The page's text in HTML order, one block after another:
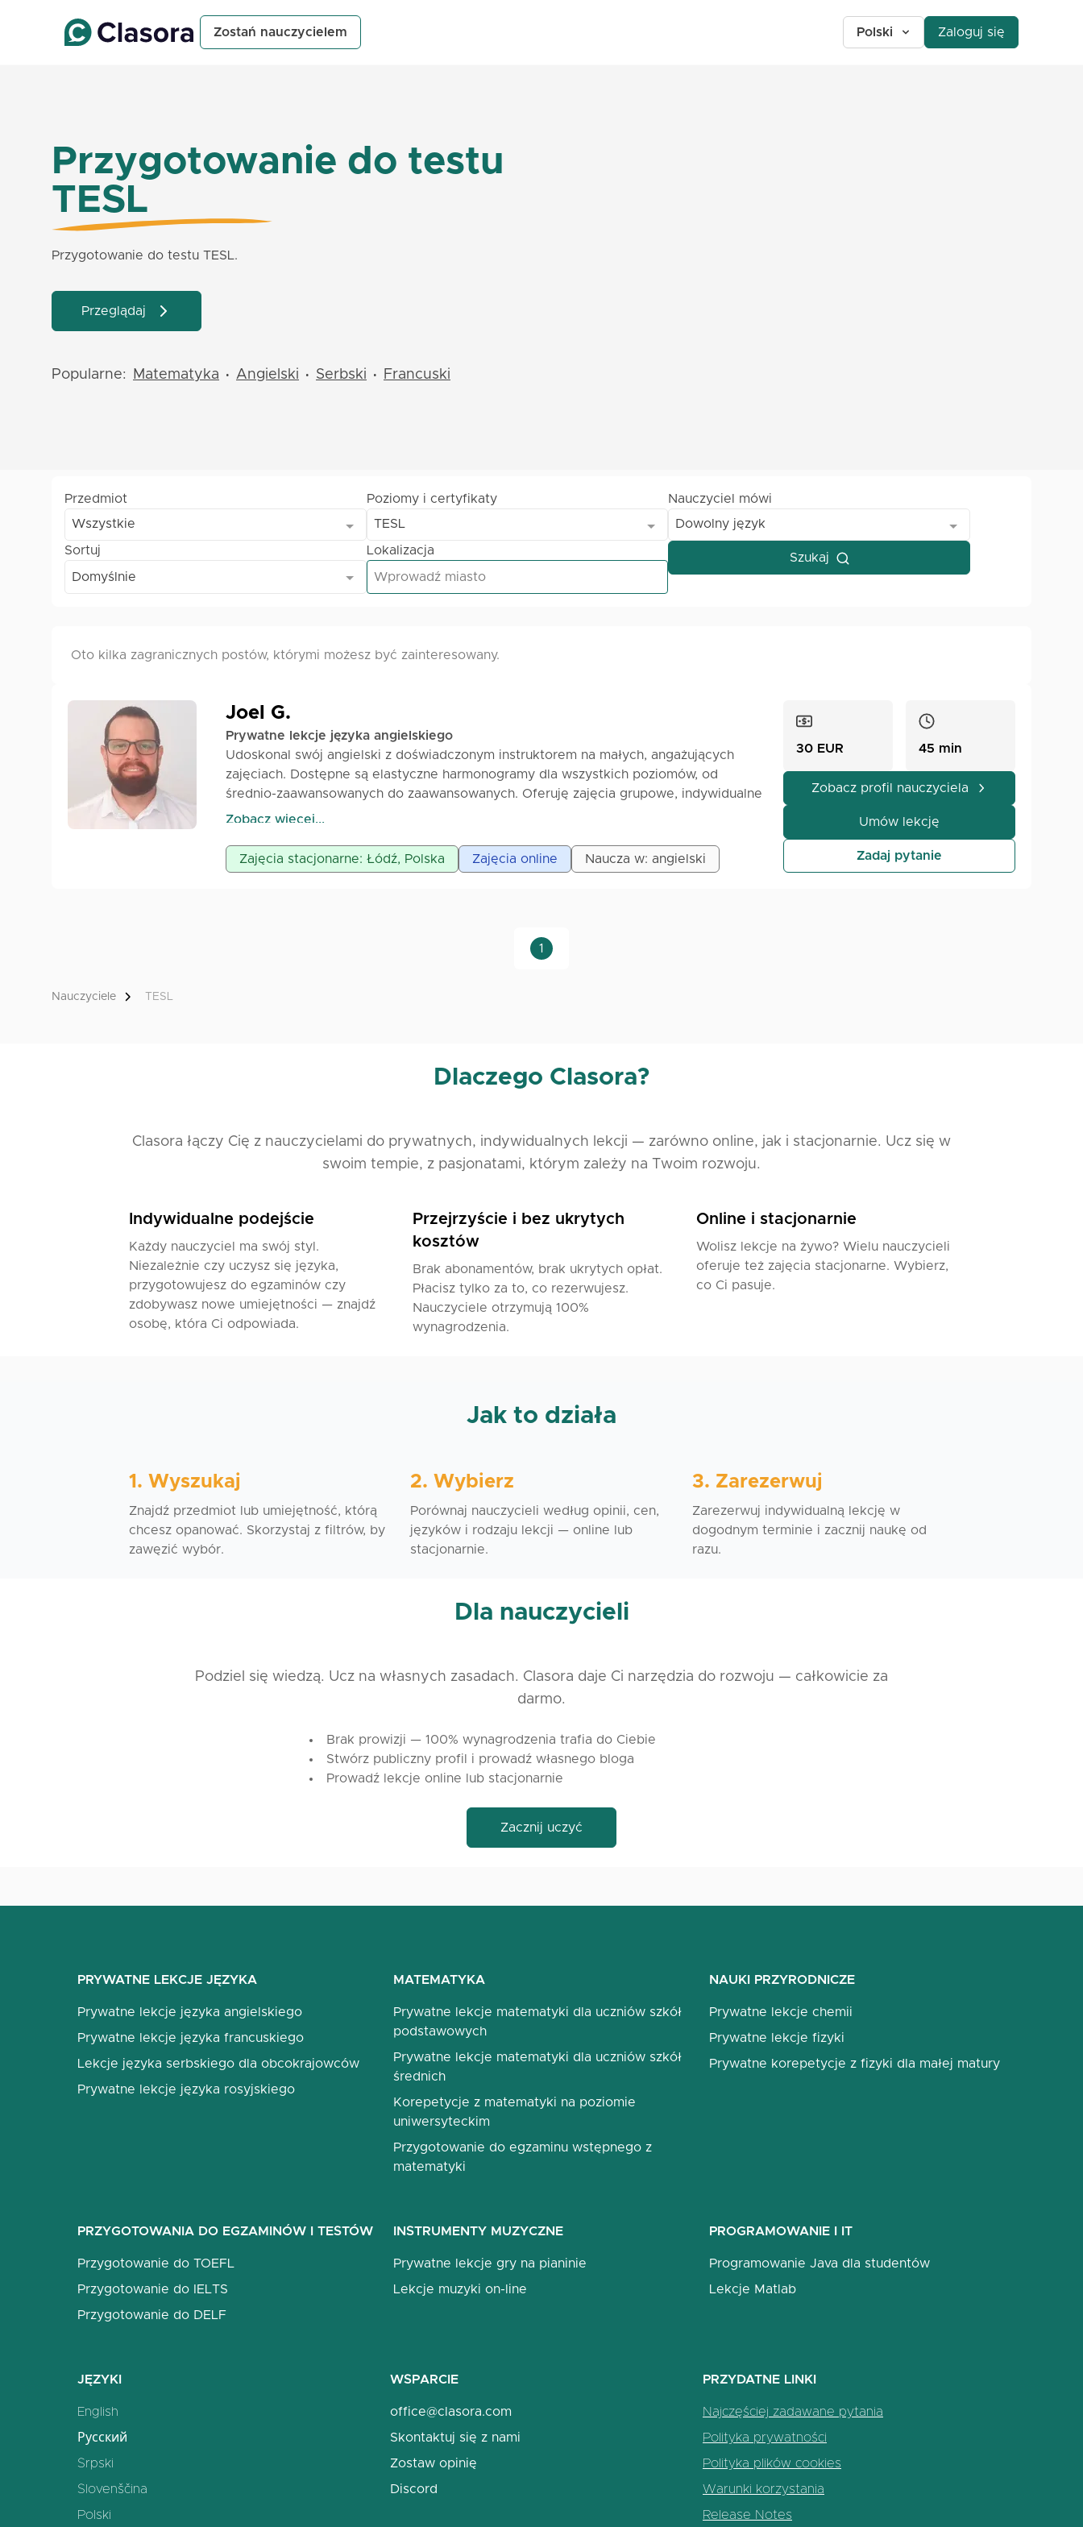
Zostań nauczycielem Polski Zaloguj się
Przygotowanie do testu
TESL
Przygotowanie do testu TESL.
Przeglądaj
Popularne: Matematyka • Angielski • Serbski • Francuski
Przedmiot
Wszystkie
Poziomy i certyfikaty
TESL
Nauczyciel mówi
Dowolny język
Sortuj
Domyślnie
Lokalizacja
Szukaj
Oto kilka zagranicznych postów, którymi możesz być zainteresowany.
Joel G.
Prywatne lekcje języka angielskiego
Udoskonal swój angielski z doświadczonym instruktorem na małych, angażujących
zajęciach. Dostępne są elastyczne harmonogramy dla wszystkich poziomów, od
średnio-zaawansowanych do zaawansowanych. Oferuję zajęcia grupowe, indywidualne
korepetycje oraz przygotowanie do testów.
Zobacz więcej...
Zajęcia stacjonarne: Łódź, Polska Zajęcia online Naucza w: angielski
30 EUR 45 min
Zobacz profil nauczyciela
Umów lekcję
Zadaj pytanie
1
Nauczyciele TESL
Dlaczego Clasora?
Clasora łączy Cię z nauczycielami do prywatnych, indywidualnych lekcji — zarówno online, jak i stacjonarnie. Ucz się w
swoim tempie, z pasjonatami, którym zależy na Twoim rozwoju.
Indywidualne podejście
Każdy nauczyciel ma swój styl.
Niezależnie czy uczysz się języka,
przygotowujesz do egzaminów czy
zdobywasz nowe umiejętności — znajdź
osobę, która Ci odpowiada.
Przejrzyście i bez ukrytych
kosztów
Brak abonamentów, brak ukrytych opłat.
Płacisz tylko za to, co rezerwujesz.
Nauczyciele otrzymują 100%
wynagrodzenia.
Online i stacjonarnie
Wolisz lekcje na żywo? Wielu nauczycieli
oferuje też zajęcia stacjonarne. Wybierz,
co Ci pasuje.
Jak to działa
1. Wyszukaj
Znajdź przedmiot lub umiejętność, którą
chcesz opanować. Skorzystaj z filtrów, by
zawęzić wybór.
2. Wybierz
Porównaj nauczycieli według opinii, cen,
języków i rodzaju lekcji — online lub
stacjonarnie.
3. Zarezerwuj
Zarezerwuj indywidualną lekcję w
dogodnym terminie i zacznij naukę od
razu.
Dla nauczycieli
Podziel się wiedzą. Ucz na własnych zasadach. Clasora daje Ci narzędzia do rozwoju — całkowicie za
darmo.
Brak prowizji — 100% wynagrodzenia trafia do Ciebie
Stwórz publiczny profil i prowadź własnego bloga
Prowadź lekcje online lub stacjonarnie
Zacznij uczyć
PRYWATNE LEKCJE JĘZYKA
Prywatne lekcje języka angielskiego
Prywatne lekcje języka francuskiego
Lekcje języka serbskiego dla obcokrajowców
Prywatne lekcje języka rosyjskiego
MATEMATYKA
Prywatne lekcje matematyki dla uczniów szkół
podstawowych
Prywatne lekcje matematyki dla uczniów szkół
średnich
Korepetycje z matematyki na poziomie
uniwersyteckim
Przygotowanie do egzaminu wstępnego z
matematyki
NAUKI PRZYRODNICZE
Prywatne lekcje chemii
Prywatne lekcje fizyki
Prywatne korepetycje z fizyki dla małej matury
PRZYGOTOWANIA DO EGZAMINÓW I TESTÓW
Przygotowanie do TOEFL
Przygotowanie do IELTS
Przygotowanie do DELF
INSTRUMENTY MUZYCZNE
Prywatne lekcje gry na pianinie
Lekcje muzyki on-line
PROGRAMOWANIE I IT
Programowanie Java dla studentów
Lekcje Matlab
JĘZYKI
English
Русский
Srpski
Slovenščina
Polski
WSPARCIE
office@clasora.com
Skontaktuj się z nami
Zostaw opinię
Discord
PRZYDATNE LINKI
Najczęściej zadawane pytania
Polityka prywatności
Polityka plików cookies
Warunki korzystania
Release Notes